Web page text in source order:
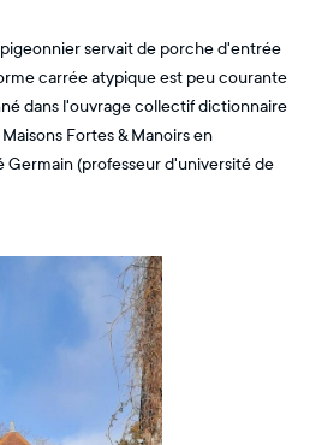
servait de porche d'entrée
carrée atypique est peu courante
dans l'ouvrage collectif dictionnaire
Fortes & Manoirs en
Germain (professeur d'université de